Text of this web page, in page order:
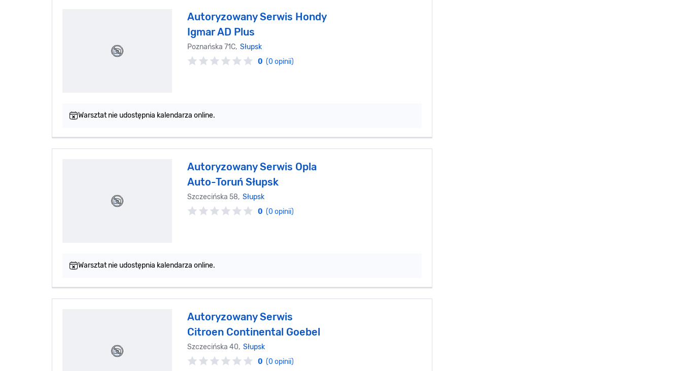
Autoryzowany Serwis Hondy
Igmar AD Plus
Poznańska 71C, Słupsk
0 (0 opinii)
Warsztat nie udostępnia kalendarza online.
Autoryzowany Serwis Opla
Auto-Toruń Słupsk
Szczecińska 58, Słupsk
0 (0 opinii)
Warsztat nie udostępnia kalendarza online.
Autoryzowany Serwis
Citroen Continental Goebel
Szczecińska 40, Słupsk
0 (0 opinii)